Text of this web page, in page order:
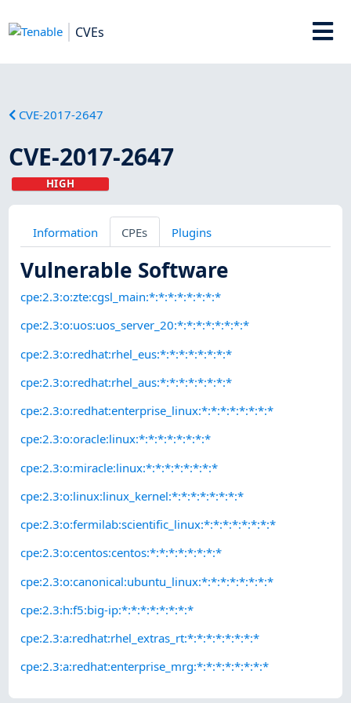
CVEs
CVE-2017-2647
CVE-2017-2647
HIGH
Information CPEs Plugins
Vulnerable Software
cpe:2.3:o:zte:cgsl_main:*:*:*:*:*:*:*:*
cpe:2.3:o:uos:uos_server_20:*:*:*:*:*:*:*:*
cpe:2.3:o:redhat:rhel_eus:*:*:*:*:*:*:*:*
cpe:2.3:o:redhat:rhel_aus:*:*:*:*:*:*:*:*
cpe:2.3:o:redhat:enterprise_linux:*:*:*:*:*:*:*:*
cpe:2.3:o:oracle:linux:*:*:*:*:*:*:*:*
cpe:2.3:o:miracle:linux:*:*:*:*:*:*:*:*
cpe:2.3:o:linux:linux_kernel:*:*:*:*:*:*:*:*
cpe:2.3:o:fermilab:scientific_linux:*:*:*:*:*:*:*:*
cpe:2.3:o:centos:centos:*:*:*:*:*:*:*:*
cpe:2.3:o:canonical:ubuntu_linux:*:*:*:*:*:*:*:*
cpe:2.3:h:f5:big-ip:*:*:*:*:*:*:*:*
cpe:2.3:a:redhat:rhel_extras_rt:*:*:*:*:*:*:*:*
cpe:2.3:a:redhat:enterprise_mrg:*:*:*:*:*:*:*:*